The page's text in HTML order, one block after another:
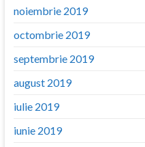
noiembrie 2019
octombrie 2019
septembrie 2019
august 2019
iulie 2019
iunie 2019